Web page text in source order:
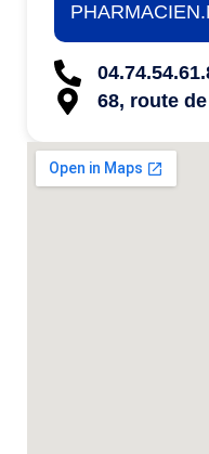
68, route